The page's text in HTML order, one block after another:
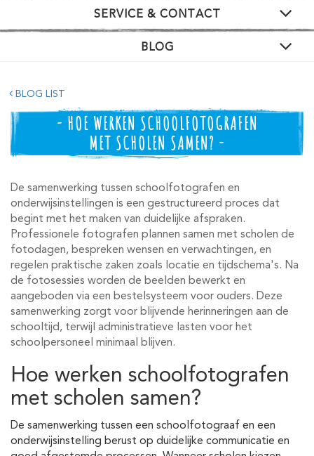
SERVICE & CONTACT
BLOG
BLOG LIST
- HOE WERKEN SCHOOLFOTOGRAFEN
MET SCHOLEN SAMEN? -
De samenwerking tussen schoolfotografen en
onderwijsinstellingen is een gestructureerd proces dat
begint met het maken van duidelijke afspraken.
Professionele fotografen plannen samen met scholen de
fotodagen, bespreken wensen en verwachtingen, en
regelen praktische zaken zoals locatie en tijdschema's. Na
de fotosessies worden de beelden bewerkt en
aangeboden via een bestelsysteem voor ouders. Deze
samenwerking zorgt voor blijvende herinneringen aan de
schooltijd, terwijl administratieve lasten voor het
schoolpersoneel minimaal blijven.
Hoe werken schoolfotografen
met scholen samen?
De samenwerking tussen een schoolfotograaf en een
onderwijsinstelling berust op duidelijke communicatie en